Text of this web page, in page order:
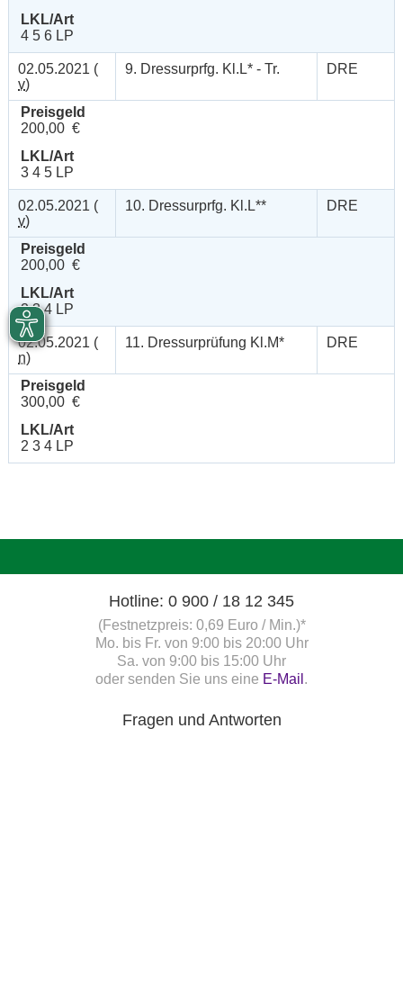
LKL/Art
4 5 6 LP
02.05.2021 (
v)
9. Dressurprfg. Kl.L* - Tr. DRE
Preisgeld
200,00 €
LKL/Art
3 4 5 LP
02.05.2021 (
v)
10. Dressurprfg. Kl.L** DRE
Preisgeld
200,00 €
LKL/Art
2 3 4 LP
02.05.2021 (
n)
11. Dressurprüfung Kl.M* DRE
Preisgeld
300,00 €
LKL/Art
2 3 4 LP
Hotline: 0 900 / 18 12 345
(Festnetzpreis: 0,69 Euro / Min.)*
Mo. bis Fr. von 9:00 bis 20:00 Uhr
Sa. von 9:00 bis 15:00 Uhr
oder senden Sie uns eine E-Mail .
Fragen und Antworten